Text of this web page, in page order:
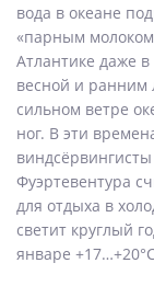
вода в океане
«парным
Атлантике даже
весной и ранним
сильном ветре
ног. В эти
Фуэртевентура
для отдыха в
светит круглый
январе